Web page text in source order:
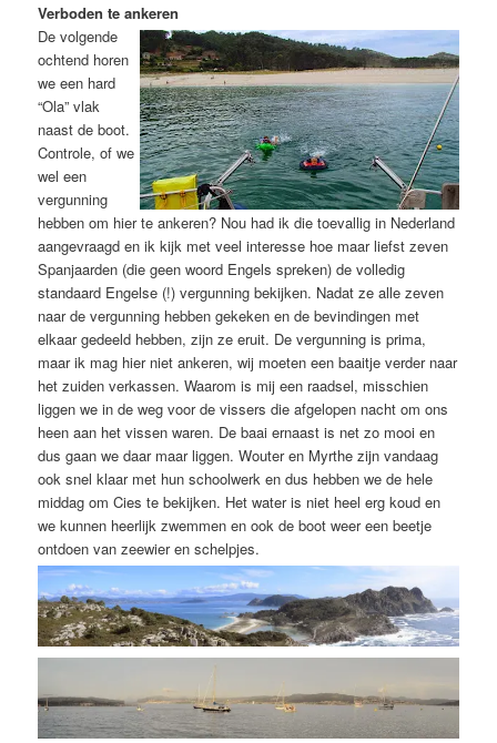
Verboden te ankeren
De volgende
ochtend horen
we een hard
“Ola” vlak
naast de boot.
Controle, of we
wel een
vergunning
hebben om hier te ankeren? Nou had ik die toevallig in Nederland
aangevraagd en ik kijk met veel interesse hoe maar liefst zeven
Spanjaarden (die geen woord Engels spreken) de volledig
standaard Engelse (!) vergunning bekijken. Nadat ze alle zeven
naar de vergunning hebben gekeken en de bevindingen met
elkaar gedeeld hebben, zijn ze eruit. De vergunning is prima,
maar ik mag hier niet ankeren, wij moeten een baaitje verder naar
het zuiden verkassen. Waarom is mij een raadsel, misschien
liggen we in de weg voor de vissers die afgelopen nacht om ons
heen aan het vissen waren. De baai ernaast is net zo mooi en
dus gaan we daar maar liggen. Wouter en Myrthe zijn vandaag
ook snel klaar met hun schoolwerk en dus hebben we de hele
middag om Cies te bekijken. Het water is niet heel erg koud en
we kunnen heerlijk zwemmen en ook de boot weer een beetje
ontdoen van zeewier en schelpjes.